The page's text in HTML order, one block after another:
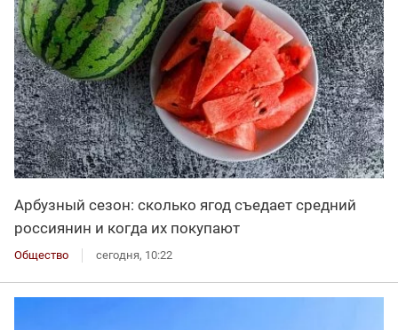
Арбузный сезон: сколько ягод съедает средний
россиянин и когда их покупают
Общество сегодня, 10:22